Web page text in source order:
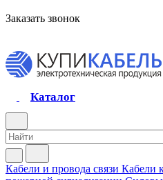
Заказать звонок
Каталог
Кабели и провода связи Кабели